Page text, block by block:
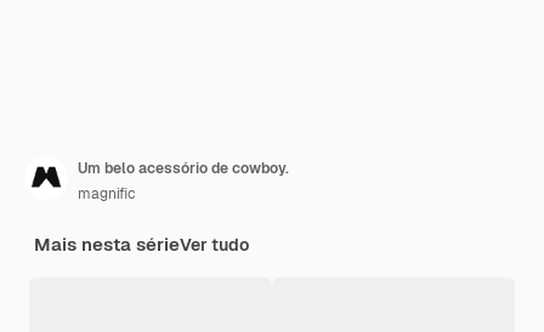
Um belo acessório de cowboy.
magnific
Mais nesta sérieVer tudo